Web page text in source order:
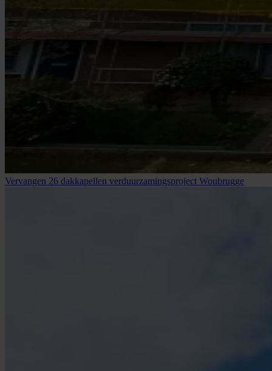
Vervangen 26 dakkapellen verduurzamingsproject Woubrugge